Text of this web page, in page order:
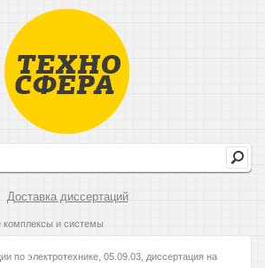
Доставка диссертаций
комплексы и системы
по электротехнике, 05.09.03, диссертация на